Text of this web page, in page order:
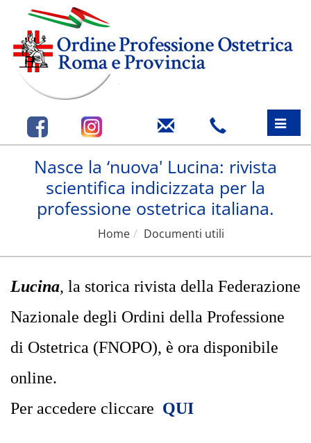
Toggle
Nasce la ‘nuova' Lucina: rivista
scientifica indicizzata per la
professione ostetrica italiana.
Home Documenti utili
Lucina, la storica rivista della Federazione
Nazionale degli Ordini della Professione
di Ostetrica (FNOPO), è ora disponibile
online.
Per accedere cliccare QUI